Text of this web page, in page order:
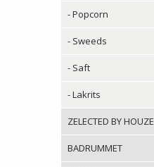
- Popcorn
- Sweeds
- Saft
- Lakrits
ZELECTED BY HOUZE
BADRUMMET